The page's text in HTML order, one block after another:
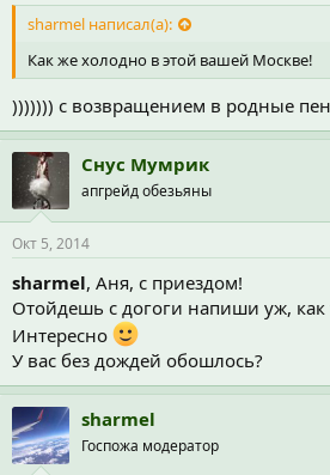
sharmel написал(а):
Как же холодно в этой вашей Москве!
))))))) с возвращением в родные
Снус Мумрик
апгрейд обезьяны
Окт 5, 2014
sharmel, Аня, с приездом!
Отойдешь с догоги напиши уж, как
Интересно
У вас без дождей обошлось?
sharmel
Госпожа модератор